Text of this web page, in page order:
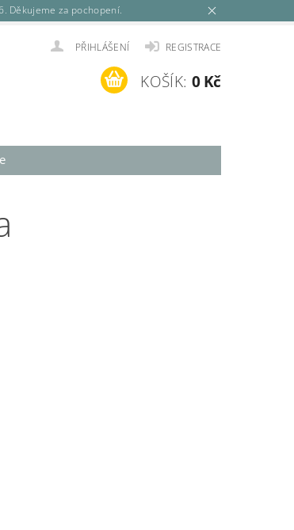
Děkujeme za pochopení.
PŘIHLÁŠENÍ REGISTRACE
KOŠÍK: 0 Kč